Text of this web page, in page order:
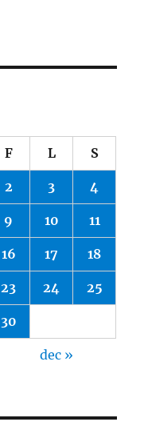
F L S
2 3 4
9 10 11
16 17 18
23 24 25
30
dec »